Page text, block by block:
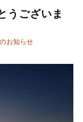
うございま
お知らせ